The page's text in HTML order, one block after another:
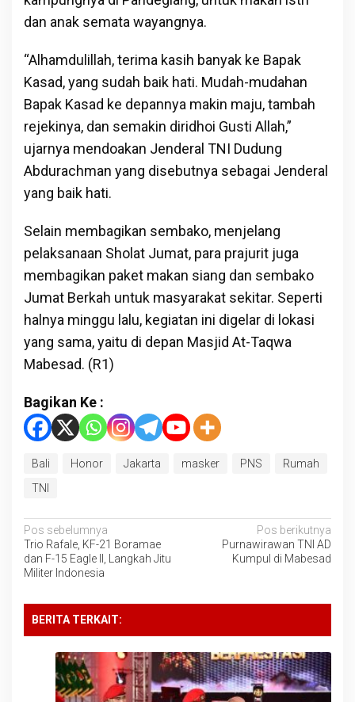
dan anak semata wayangnya.
“Alhamdulillah, terima kasih banyak ke Bapak
Kasad, yang sudah baik hati. Mudah-mudahan
Bapak Kasad ke depannya makin maju, tambah
rejekinya, dan semakin diridhoi Gusti Allah,”
ujarnya mendoakan Jenderal TNI Dudung
Abdurachman yang disebutnya sebagai Jenderal
yang baik hati.
Selain membagikan sembako, menjelang
pelaksanaan Sholat Jumat, para prajurit juga
membagikan paket makan siang dan sembako
Jumat Berkah untuk masyarakat sekitar. Seperti
halnya minggu lalu, kegiatan ini digelar di lokasi
yang sama, yaitu di depan Masjid At-Taqwa
Mabesad. (R1)
Bagikan Ke :
Bali Honor Jakarta masker PNS
Rumah
TNI
Navigasi
pos
Pos sebelumnya
Trio Rafale, KF-21 Boramae
dan F-15 Eagle II, Langkah Jitu
Militer Indonesia
Pos berikutnya
Purnawirawan TNI AD
Kumpul di Mabesad
BERITA TERKAIT: